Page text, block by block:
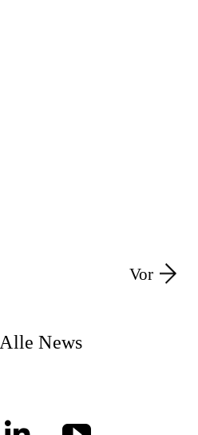
Vor
Alle News